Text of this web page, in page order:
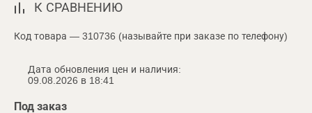
К СРАВНЕНИЮ
Код товара — 310736 (называйте при заказе по телефону)
Дата обновления цен и наличия:
09.08.2026 в 18:41
Под заказ